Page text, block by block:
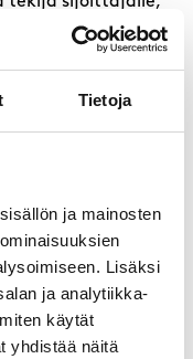
Tietoja
ja mainosten
Lisäksi
ja analytiikka-
käytät
yhdistää näitä
Helsingin
luottaa siihen, että
pohja ja
askel on
tila tarvitaan?
erityisiä
tai logistiikan
selvillä, sopivan